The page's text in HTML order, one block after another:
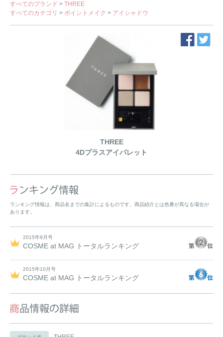
すべてのブランド > THREE
すべてのカテゴリ > ポイントメイク > アイシャドウ
THREE
4Dプラスアイパレット
ランキング情報は、商品名までの集計によるものです。商品紹介とは色番が異なる場合が
あります。
2015年9月号
COSME at MAG トータルランキング
2015年10月号
COSME at MAG トータルランキング